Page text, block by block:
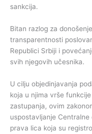
sankcija.
Bitan razlog za
transparentnosti
Republici Srbiji i
svih njegovih učesnika.
U cilju objedinjavanja
koja u njima vrše
zastupanja, ovim
uspostavljanje
prava lica koja su